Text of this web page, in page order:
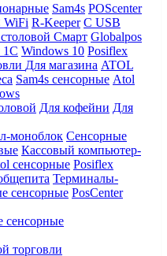
Sam4s POScenter
WiFi R-Keeper С USB
Смарт Globalpos
1С Windows 10 Posiflex
Для магазина ATOL
Sam4s сенсорные Atol
Для кофейни Для
моноблок Сенсорные
Кассовый компьютер-
сенсорные Posiflex
Терминалы-
сенсорные PosCenter
сенсорные
торговли